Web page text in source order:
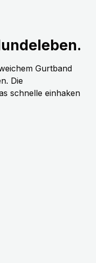
Gurtband
Die
schnelle einhaken